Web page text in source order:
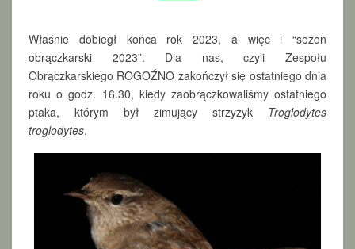
E
Z
O
U
2
2
Właśnie dobiegł końca rok 2023, a więc i “sezon
obrączkarski 2023”. Dla nas, czyli Zespołu
Obrączkarskiego ROGOŹNO zakończył się ostatniego dnia
roku o godz. 16.30, kiedy zaobrączkowaliśmy ostatniego
ptaka, którym był zimujący strzyżyk Troglodytes
troglodytes.